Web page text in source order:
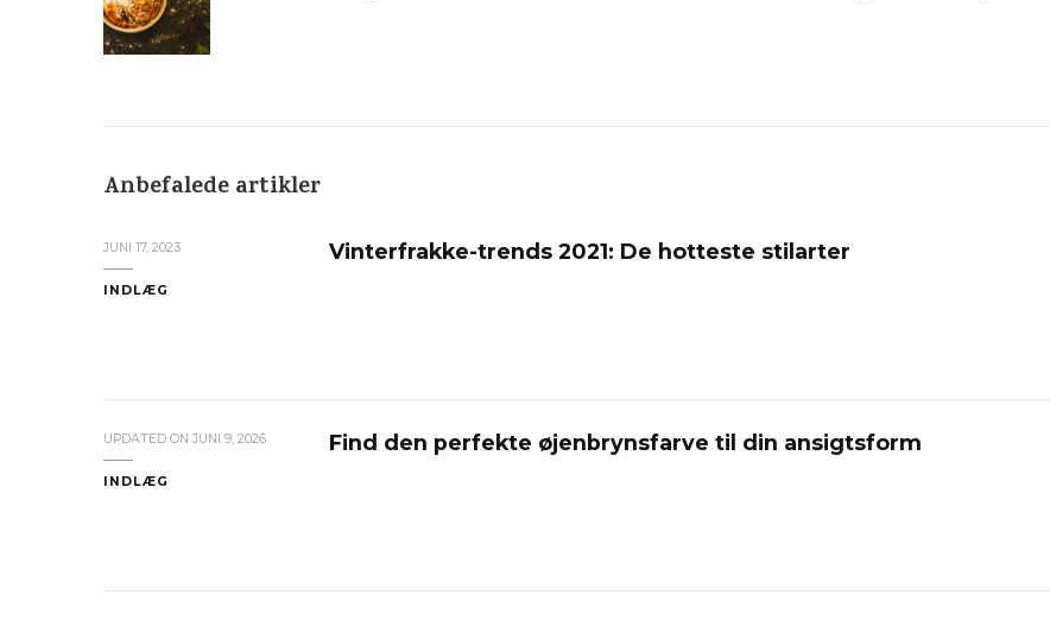
Anbefalede artikler
JUNI 17, 2023
INDLÆG
Vinterfrakke-trends 2021: De hotteste stilarter
UPDATED ON JUNI 9, 2026
INDLÆG
Find den perfekte øjenbrynsfarve til din ansigtsform